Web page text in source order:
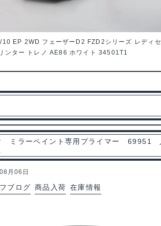
EP 2WD フェーザーD2 FZD2シリーズ レディ
ンター トレノ AE86 ホワイト 34501T1
ミラーペイント専用プライマー 69951
月06日
ブログ 商品入荷 在庫情報